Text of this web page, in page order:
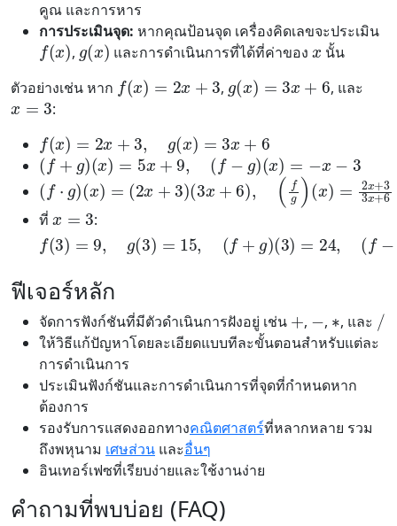
คูณ และการหาร
การประเมินจุด: หากคุณป้อนจุด เครื่องคิดเลขจะประเมิน
f(x)
,
g(x)
และการดำเนินการที่ได้ที่ค่าของ
x
นั้น
ตัวอย่างเช่น หาก
, , และ
x=3
:
(f+g )( x)= 5x+ (f−g)( x)=−x
(f⋅ g)(x)=(2 x+ ) (3x+6) (fg ( x)=2x+ 33 x+6
ที่
x=3
:
f(3) ,g )=15 f+ 3) = 24,(f g)(3 =−
ฟีเจอร์หลัก
จัดการฟังก์ชันที่มีตัวดำเนินการฝังอยู่ เช่น , , , และ
ให้วิธีแก้ปัญหาโดยละเอียดแบบทีละขั้นตอนสำหรับแต่ละ
การดำเนินการ
ประเมินฟังก์ชันและการดำเนินการที่จุดที่กำหนดหาก
ต้องการ
รองรับการแสดงออกทางคณิตศาสตร์ที่หลากหลาย รวม
ถึงพหุนาม เศษส่วน และอื่นๆ
อินเทอร์เฟซที่เรียบง่ายและใช้งานง่าย
คำถามที่พบบ่อย (FAQ)